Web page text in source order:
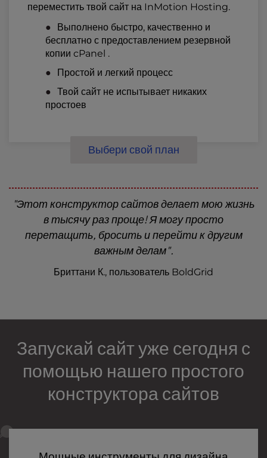
переместить твой сайт на InMotion Hosting.
Выполнено быстро, качественно и
бесплатно с предоставлением резервной
копии cPanel .
Простой и легкий процесс
Твой сайт не испытывает никаких
простоев
Выбери свой план
"Этот конструктор сайтов делает мою жизнь
в тысячу раз проще! Я могу просто
перетащить, бросить и перейти к другим
важным делам".
Бриттани К., пользователь BoldGrid
Запускай сайт уже сегодня с
помощью нашего простого
конструктора сайтов